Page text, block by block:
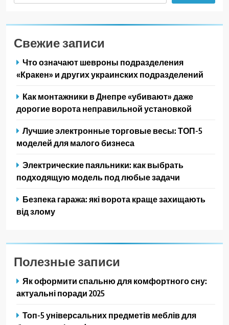
Свежие записи
Что означают шевроны подразделения
«Кракен» и других украинских подразделений
Как монтажники в Днепре «убивают» даже
дорогие ворота неправильной установкой
Лучшие электронные торговые весы: ТОП-5
моделей для малого бизнеса
Электрические паяльники: как выбрать
подходящую модель под любые задачи
Безпека гаража: які ворота краще захищають
від злому
Полезные записи
Як оформити спальню для комфортного сну:
актуальні поради 2025
Топ-5 універсальних предметів меблів для